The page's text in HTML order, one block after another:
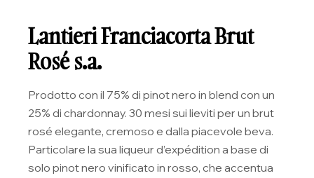
Lantieri Franciacorta Brut
Rosé s.a.
Prodotto con il 75% di pinot nero in blend con un
25% di chardonnay. 30 mesi sui lieviti per un brut
rosé elegante, cremoso e dalla piacevole beva.
Particolare la sua liqueur d’expédition a base di
solo pinot nero vinificato in rosso, che accentua